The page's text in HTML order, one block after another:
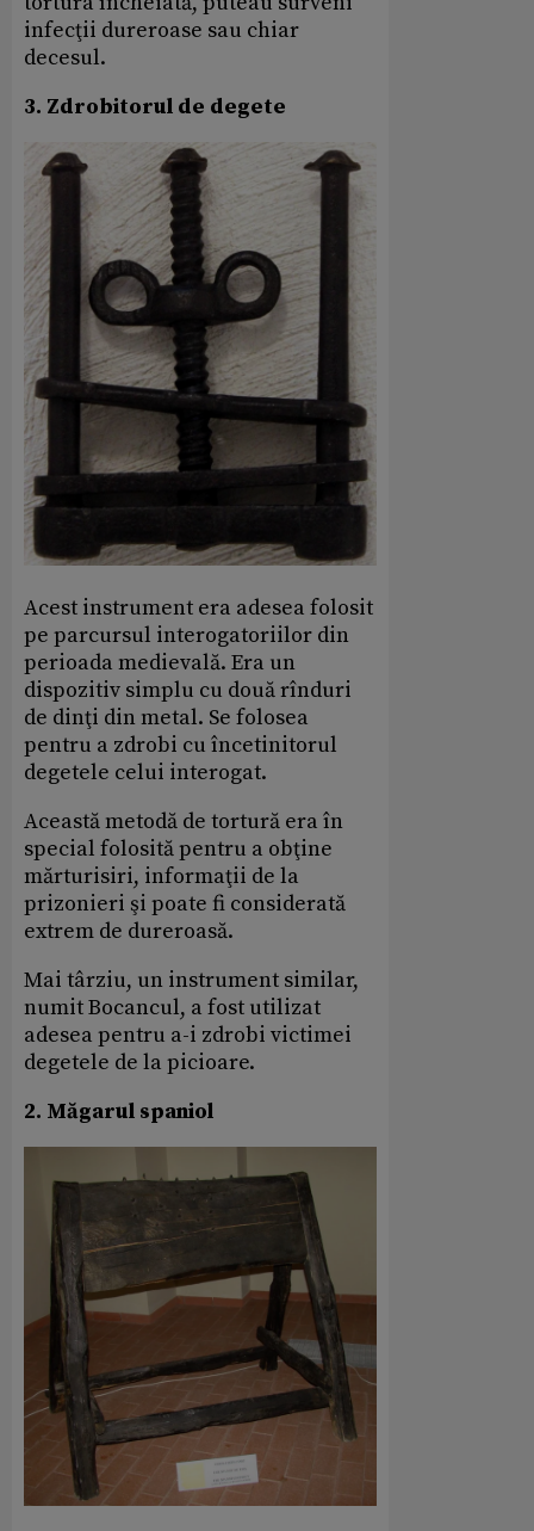
infecţii dureroase sau chiar
decesul.
3. Zdrobitorul de degete
Acest instrument era adesea folosit
pe parcursul interogatoriilor din
perioada medievală. Era un
dispozitiv simplu cu două rînduri
de dinţi din metal. Se folosea
pentru a zdrobi cu încetinitorul
degetele celui interogat.
Această metodă de tortură era în
special folosită pentru a obţine
mărturisiri, informaţii de la
prizonieri şi poate fi considerată
extrem de dureroasă.
Mai târziu, un instrument similar,
numit Bocancul, a fost utilizat
adesea pentru a-i zdrobi victimei
degetele de la picioare.
2. Măgarul spaniol